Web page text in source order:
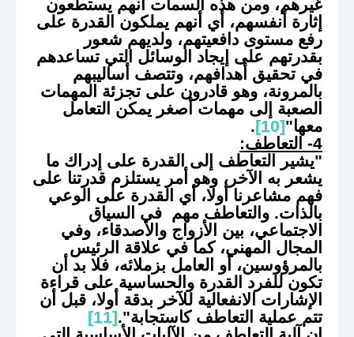
غيرهم، ومن هذه السمات أنهم يستطعون
إثارة أنفسهم، أي أنهم يملكون القدرة على
رفع مستوى دافعيتهم، ولديهم شعور
بقدرتهم على إيجاد الوسائل التي تساعدهم
في تحقيق أهدافهم، وتتصف أساليبهم
بالمرونة، وهو قادرون على تجزئة المهمات
الصعبة إلى مهمات أصغر يمكن التعامل
معها"[10]
.
4- التعاطف:
"يشير التعاطف إلى القدرة على إدراك ما
يشعر به الآخر، وهو أمر يستلزم قدرتنا على
فهم مشاعرنا أولا، أي القدرة على الوعي
بالذات. والتعاطف مهم في السياق
الاجتماعي، بين الأزواج والأصدقاء، وفي
المجال المهني، كما في علاقة الرئيس
بالمرؤوسين، أو العامل بزملائه، فلا بد أن
تكون للفرد القدرة والحساسية على قراءة
الإشارات الانفعالية للآخر بدقة أولا، قبل أن
تتم عملية التعاطف كاستجابة".[11]